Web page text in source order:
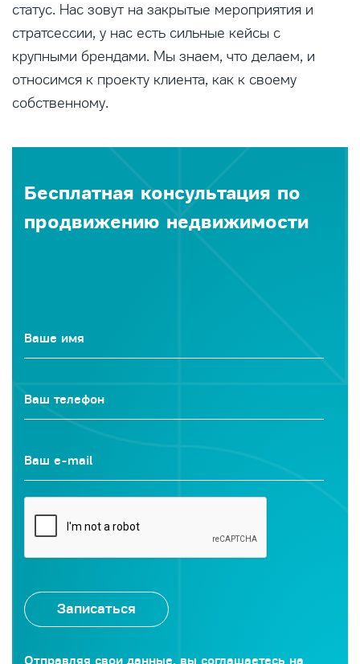
статус. Нас зовут на закрытые мероприятия и
стратсессии, у нас есть сильные кейсы с
крупными брендами. Мы знаем, что делаем, и
относимся к проекту клиента, как к своему
собственному.
Бесплатная консультация по
продвижению недвижимости
Ваше имя
Ваш телефон
Ваш e-mail